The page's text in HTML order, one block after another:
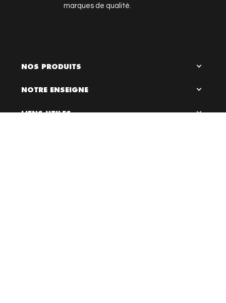
marques de qualité.
NOS PRODUITS
NOTRE ENSEIGNE
LIENS UTILES